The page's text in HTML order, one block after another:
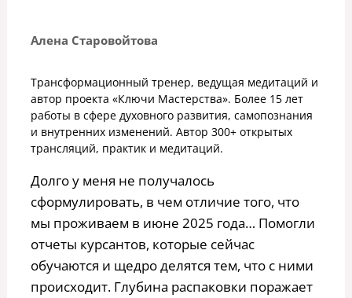
Алена Старовойтова
Трансформационный тренер, ведущая медитаций и
автор проекта «Ключи Мастерства». Более 15 лет
работы в сфере духовного развития, самопознания
и внутренних изменений. Автор 300+ открытых
трансляций, практик и медитаций.
Долго у меня не получалось
сформулировать, в чем отличие того, что
мы проживаем в июне 2025 года… Помогли
отчеты курсантов, которые сейчас
обучаются и щедро делятся тем, что с ними
происходит. Глубина распаковки поражает